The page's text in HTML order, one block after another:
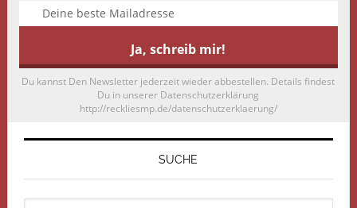
Du kannst Den Newsletter jederzeit wieder abbestellen. Details findest
Du in unserer Datenschutzerklärung
http://reckliesmp.de/datenschutzerklaerung/
SUCHE